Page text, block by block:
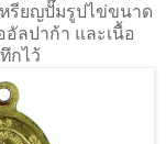
รียญปั๊มรูปไข่ขนาด
อัลปาก้า และเนื้อ
กไว้